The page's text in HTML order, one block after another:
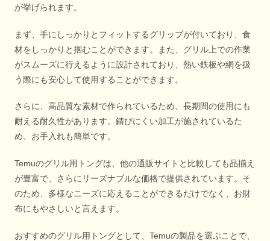
が挙げられます。
まず、手にしっかりとフィットするグリップが付いており、食
材をしっかりと掴むことができます。また、グリル上での作業
がスムーズに行えるように設計されており、熱い鉄板や網を扱
う際にも安心して使用することができます。
さらに、高品質な素材で作られているため、長期間の使用にも
耐える耐久性があります。錆びにくい加工が施されているた
め、お手入れも簡単です。
Temuのグリル用トングは、他の通販サイトと比較しても品揃え
が豊富で、さらにリーズナブルな価格で提供されています。そ
のため、多様なニーズに応えることができるだけでなく、お財
布にもやさしいと言えます。
おすすめのグリル用トングとして、Temuの製品を選ぶことで、